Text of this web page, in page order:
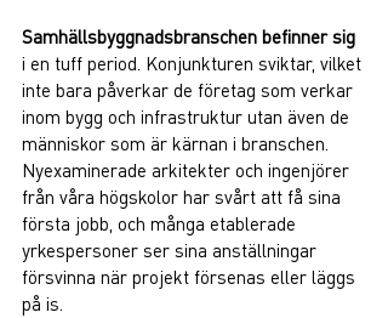
Samhällsbyggnadsbranschen befinner sig
i en tuff period. Konjunkturen sviktar, vilket
inte bara påverkar de företag som verkar
inom bygg och infrastruktur utan även de
människor som är kärnan i branschen.
Nyexaminerade arkitekter och ingenjörer
från våra högskolor har svårt att få sina
första jobb, och många etablerade
yrkespersoner ser sina anställningar
försvinna när projekt försenas eller läggs
på is.